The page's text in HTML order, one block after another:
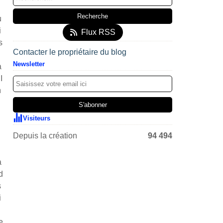
Flux RSS
Contacter le propriétaire du blog
Newsletter
Visiteurs
Depuis la création 94 494